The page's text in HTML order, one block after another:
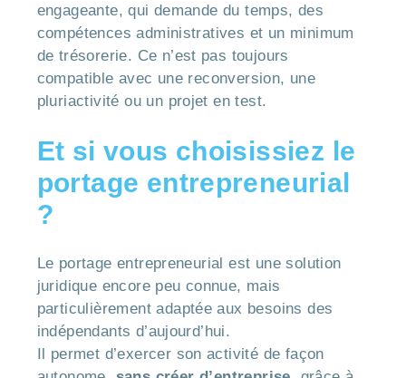
engageante, qui demande du temps, des
compétences administratives et un minimum
de trésorerie. Ce n’est pas toujours
compatible avec une reconversion, une
pluriactivité ou un projet en test.
Et si vous choisissiez le
portage entrepreneurial
?
Le portage entrepreneurial est une solution
juridique encore peu connue, mais
particulièrement adaptée aux besoins des
indépendants d’aujourd’hui.
Il permet d’exercer son activité de façon